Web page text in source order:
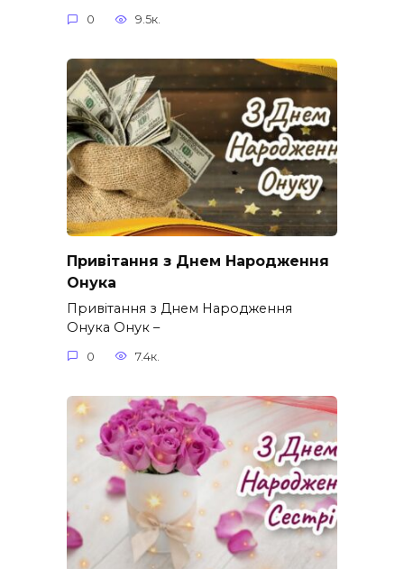
0 9.5к.
Привітання з Днем Народження
Онука
Привітання з Днем Народження
Онука Онук –
0 7.4к.